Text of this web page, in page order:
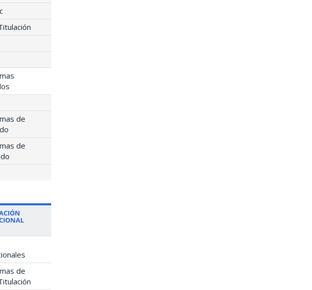
de
de
de